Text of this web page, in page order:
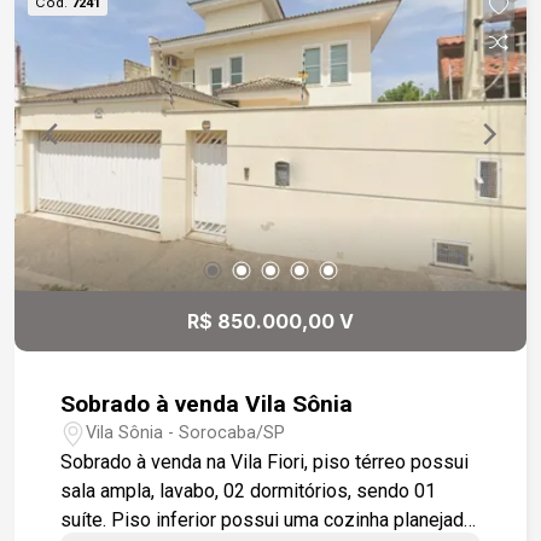
um patrimônio sólido em uma região que só
cresce e valoriza Por que escolher a Vila Amato?
Além da segurança e valorização constante, o
bairro oferece qualidade de vida, praticidade e
tudo o que sua família precisa ao redor. Fácil
acesso à rodovia Castelo Branco. Entre em
contato agora mesmo e aproveite essa
oportunidade o quanto antes!
R$ 850.000,00 V
Sobrado à venda Vila Sônia
Vila Sônia - Sorocaba/SP
Sobrado à venda na Vila Fiori, piso térreo possui
sala ampla, lavabo, 02 dormitórios, sendo 01
suíte. Piso inferior possui uma cozinha planejada,